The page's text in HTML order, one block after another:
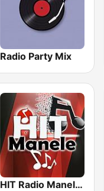
Radio Party Mix
HIT Radio Manele Romania